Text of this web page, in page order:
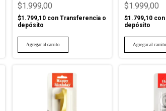
$1.999,00
$1.799,10 con Transferencia o
depósito
$1.999,00
$1.799,10 con
depósito